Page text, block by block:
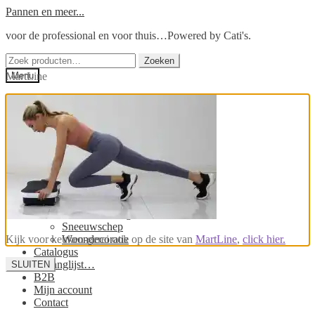
Ga
naar
Ga
de
Pannen en meer...
voor de professional en voor thuis…Powered by Cati's.
Zoeken
naar:
Zoeken
Menu
Home
Winkel
Winkel HELIMIX
Helimix mengbekers
Winkel pannen
Winkel stoffer en blik
Kolenschop, voerschep
Massage apparaten
Olijfolie sprayer
Luchtbevochtigers
Sneeuwschep
Woondecoratie
Catalogus
Verlanglijst…
B2B
Mijn account
Contact
MartLine
Kijk voor keuken-gerei ook op de site van MartLine, click hier.
SLUITEN